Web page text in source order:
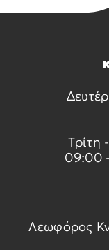
09:00
Λεωφόρος